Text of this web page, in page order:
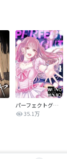
パーフェクトグリッター
35.1万